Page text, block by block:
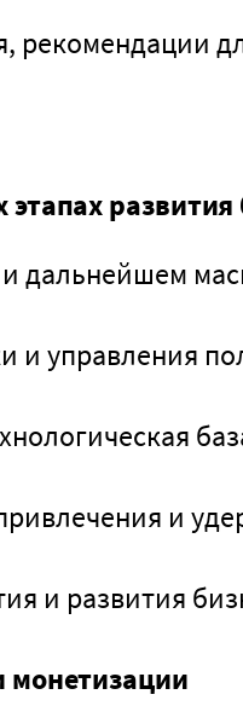
рекомендации
развития
дальнейшем
и управления
и
и развития
монетизации